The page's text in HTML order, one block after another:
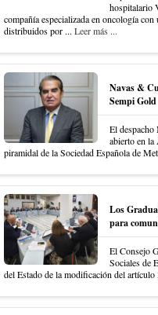
hospitalario
compañía especializada en oncología
distribuidos por ... Leer más ...
Navas &
Sempi Gold
El despacho
abierto en la
piramidal de la Sociedad Española de
Los
para
El Consejo
Sociales de
del Estado de la modificación del